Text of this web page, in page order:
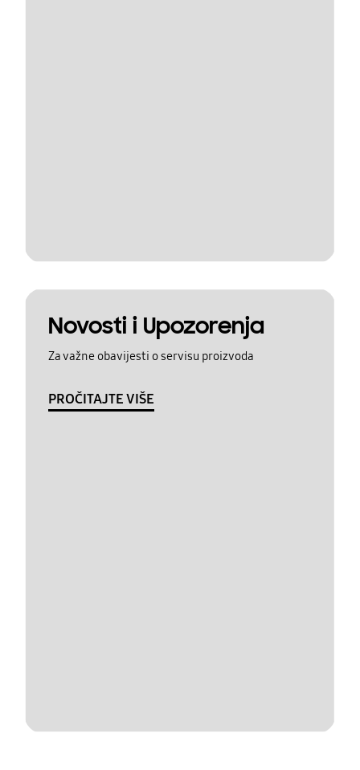
Novosti i Upozorenja
Za važne obavijesti o servisu proizvoda
PROČITAJTE VIŠE